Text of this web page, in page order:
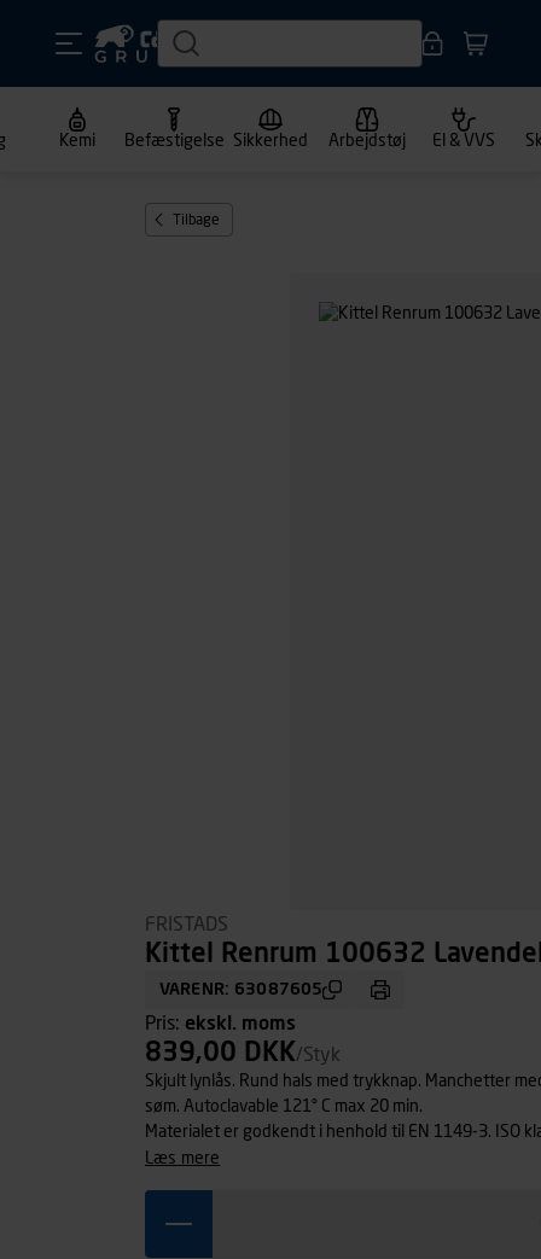
Kemi Befæstigelse Sikkerhed Arbejdstøj El & VVS
Tilbage
FRISTADS
Kittel Renrum 100632
VARENR: 63087605
Pris: ekskl. moms
839,00 DKK/Styk
Skjult lynlås. Rund hals med trykknap. Manchetter
søm. Autoclavable 121° C max 20 min.
Materialet er godkendt i henhold til EN 1149-3. ISO
læs mere